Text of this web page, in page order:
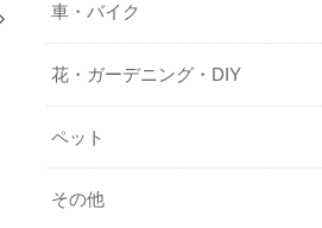
車・バイク
花・ガーデニング・DIY
ペット
その他